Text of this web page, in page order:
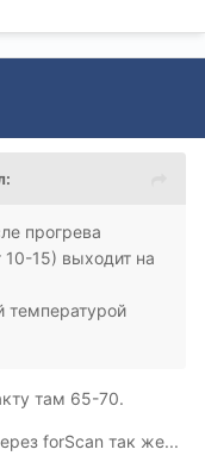
прогрева
15) выходит на
температурой
там 65-70.
forScan так же...